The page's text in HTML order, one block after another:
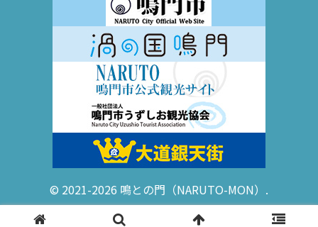
© 2021-2026 鳴との門（NARUTO-MON）.